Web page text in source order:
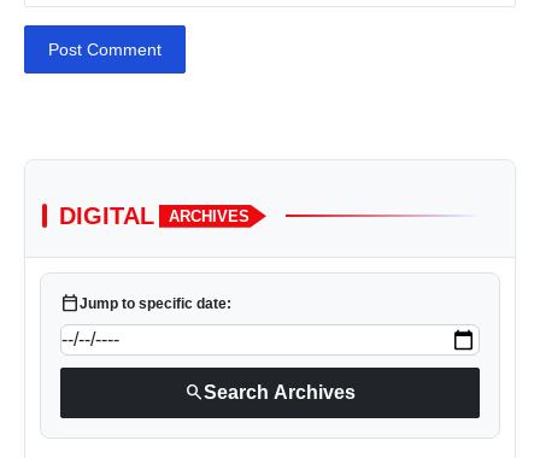
Post Comment
DIGITAL ARCHIVES
calendar_todayJump to specific date:
searchSearch Archives